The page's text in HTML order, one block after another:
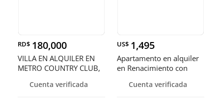
RD$ 180,000
VILLA EN ALQUILER EN
METRO COUNTRY CLUB,
Cuenta verificada
US$ 1,495
Apartamento en alquiler
en Renacimiento con
Cuenta verificada